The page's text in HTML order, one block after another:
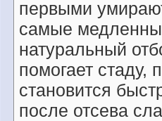
первыми
самые
натуральный
помогает стаду,
становится
после отсева